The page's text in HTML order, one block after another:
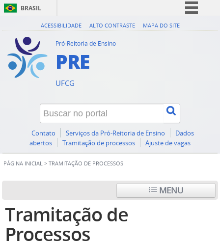
BRASIL
Simplifique!
Canais
ACESSIBILIDADE ALTO CONTRASTE MAPA DO SITE
Pró-Reitoria de Ensino
PRE
UFCG
Contato Serviços da Pró-Reitoria de Ensino
Dados
abertos
Tramitação de processos Ajuste de vagas
PÁGINA INICIAL > TRAMITAÇÃO DE PROCESSOS
MENU
Tramitação de
Processos